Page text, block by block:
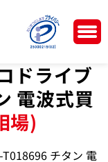
ドライブ
電波式買
場)
チタン 電